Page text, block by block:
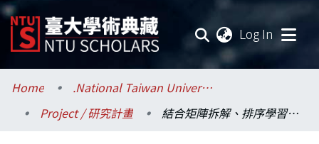
Log In
Communities & Collections
Research Outputs
Home
.National Taiwan University / 國立臺灣大學
Project / 研究計畫
結合矩陣拆解、排序學習與非隨意忽略之社群網路具資訊價值朋友推薦研究